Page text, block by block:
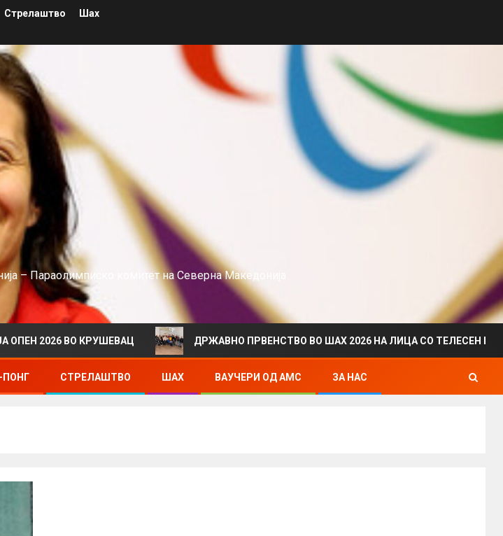
Стрелаштво
Шах
– Параолимписко комитет на Северна Македонија
ВО КРУШЕВАЦ ДРЖАВНО ПРВЕНСТВО ВО ШАХ 2026 НА ЛИЦА СО ТЕЛЕСЕН ИНВАЛИДИТЕТ
ПОНГ СТРЕЛАШТВО ШАХ ВАУЧЕРИ ОД АМС ЗА НАС